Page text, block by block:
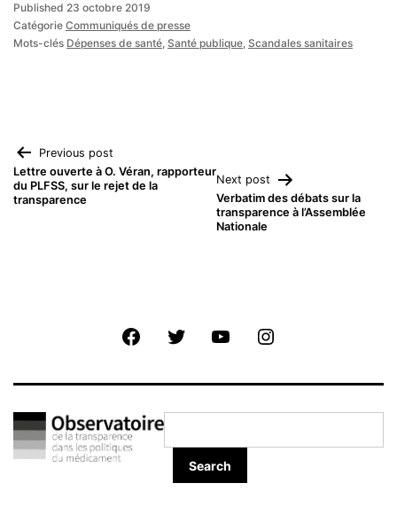
Published 23 octobre 2019
Catégorie Communiqués de presse
Mots-clés Dépenses de santé, Santé publique, Scandales sanitaires
Navigation
de
Previous post
Lettre ouverte à O. Véran, rapporteur
du PLFSS, sur le rejet de la
transparence
Next post
Verbatim des débats sur la
transparence à l’Assemblée
Nationale
FacebookTwitter Youtube